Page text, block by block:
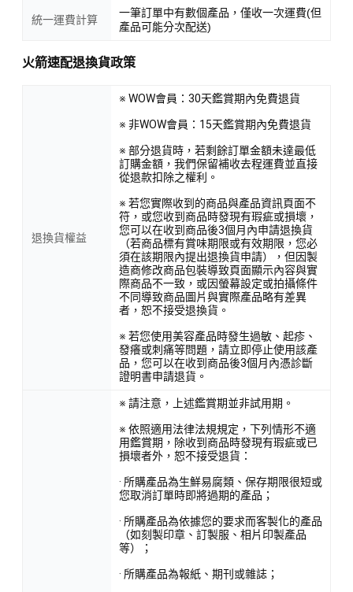
統一運費計算
一筆訂單中有數個產品，僅收一次運費(但
產品可能分次配送)
火箭速配退換貨政策
退換貨權益
※ WOW會員：30天鑑賞期內免費退貨
※ 非WOW會員：15天鑑賞期內免費退貨
※ 部分退貨時，若剩餘訂單金額未達最低
訂購金額，我們保留補收去程運費並直接
從退款扣除之權利。
※ 若您實際收到的商品與產品資訊頁面不
符，或您收到商品時發現有瑕疵或損壞，
您可以在收到商品後3個月內申請退換貨
（若商品標有賞味期限或有效期限，您必
須在該期限內提出退換貨申請），但因製
造商修改商品包裝導致頁面顯示內容與實
際商品不一致，或因螢幕設定或拍攝條件
不同導致商品圖片與實際產品略有差異
者，恕不接受退換貨。
※ 若您使用美容產品時發生過敏、起疹、
發癢或刺痛等問題，請立即停止使用該產
品，您可以在收到商品後3個月內憑診斷
證明書申請退貨。
※ 請注意，上述鑑賞期並非試用期。
※ 依照適用法律法規規定，下列情形不適
用鑑賞期，除收到商品時發現有瑕疵或已
損壞者外，恕不接受退貨：
· 所購產品為生鮮易腐類、保存期限很短或
您取消訂單時即將過期的產品；
· 所購產品為依據您的要求而客製化的產品
（如刻製印章、訂製服、相片印製產品
等）；
· 所購產品為報紙、期刊或雜誌；